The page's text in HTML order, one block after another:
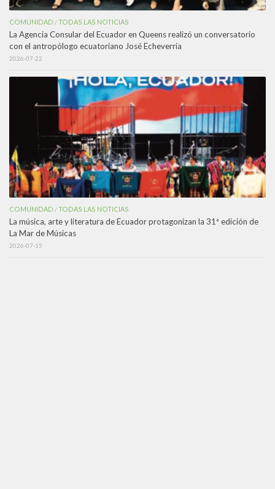
COMUNIDAD /TODAS LAS NOTICIAS
La Agencia Consular del Ecuador en Queens realizó un conversatorio
con el antropólogo ecuatoriano José Echeverría
2026-07-22
COMUNIDAD /TODAS LAS NOTICIAS
La música, arte y literatura de Ecuador protagonizan la 31ª edición de
La Mar de Músicas
2026-07-15